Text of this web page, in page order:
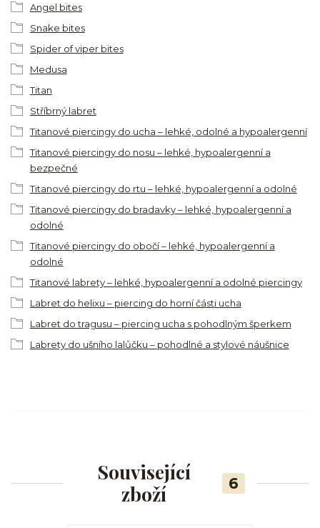
Angel bites
Snake bites
Spider of viper bites
Medusa
Titan
Stříbrný labret
Titanové piercingy do ucha – lehké, odolné a hypoalergenní
Titanové piercingy do nosu – lehké, hypoalergenní a
bezpečné
Titanové piercingy do rtu – lehké, hypoalergenní a odolné
Titanové piercingy do bradavky – lehké, hypoalergenní a
odolné
Titanové piercingy do obočí – lehké, hypoalergenní a
odolné
Titanové labrety – lehké, hypoalergenní a odolné piercingy
Labret do helixu – piercing do horní části ucha
Labret do tragusu – piercing ucha s pohodlným šperkem
Labrety do ušního lalůčku – pohodlné a stylové náušnice
Související
zboží
6